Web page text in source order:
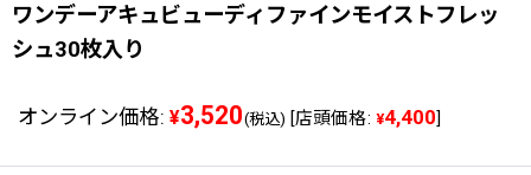
ワンデーアキュビューディファインモイストフレッ
シュ30枚入り
オンライン価格: ¥3,520(税込) [店頭価格: ¥4,400]